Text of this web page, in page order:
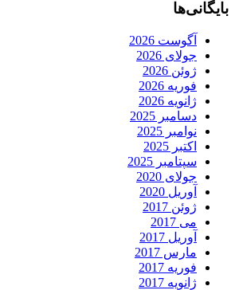
بایگانی‌ها
آگوست 2026
جولای 2026
ژوئن 2026
فوریه 2026
ژانویه 2026
دسامبر 2025
نوامبر 2025
اکتبر 2025
سپتامبر 2025
جولای 2020
آوریل 2020
ژوئن 2017
می 2017
آوریل 2017
مارس 2017
فوریه 2017
ژانویه 2017